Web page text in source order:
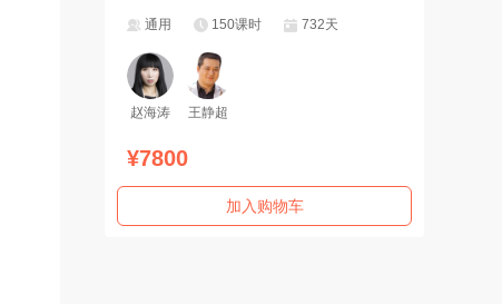
通用 150课时 732天
赵海涛 王静超
¥7800
加入购物车